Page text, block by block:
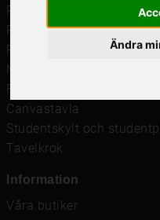
Ändra
Ramverkstad & inramning
Passepartout
Posters
Måttbeställd passepartout
Framkalla bilder
Canvastavla
Studentskylt och
Tavelkrok
Information
Våra butiker